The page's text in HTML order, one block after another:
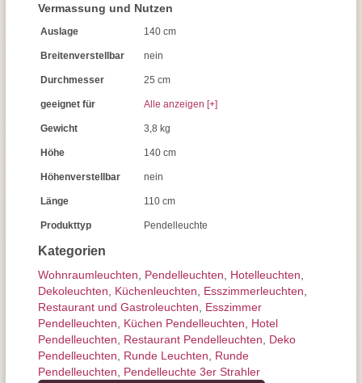
Kategorien
Wohnraum­leuchten Pendel­leuchten Hotelleuchten
Dekoleuchten
Küchenleuchten Esszimmer­­leuchten
Restaurant und Gastroleuchten
Esszimmer
Pendelleuchten
Küchen Pendelleuchten
Hotel
Pendelleuchten
Restaurant Pendelleuchten
Deko
Pendelleuchten
Runde Leuchten
Runde
Pendelleuchten
Pendelleuchte 3er Strahler
Vermassung und Nutzen
Auslage 140 cm
Breitenverstellbar nein
Durchmesser 25 cm
geeignet für Alle anzeigen [+]
Gewicht 3,8 kg
Höhe 140 cm
Höhenverstellbar nein
Länge 110 cm
Produkttyp Pendelleuchte